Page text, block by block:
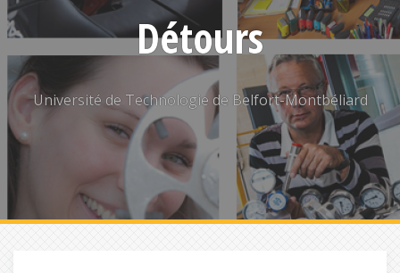
Détours
Université de Technologie de Belfort-Montbéliard